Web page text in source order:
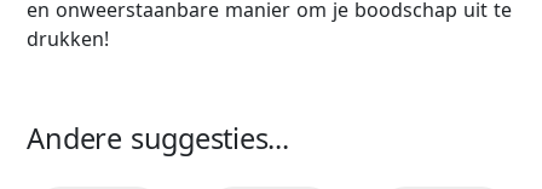
en onweerstaanbare manier om je boodschap uit te
drukken!
Andere suggesties...